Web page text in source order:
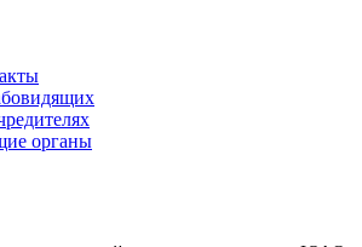
органы